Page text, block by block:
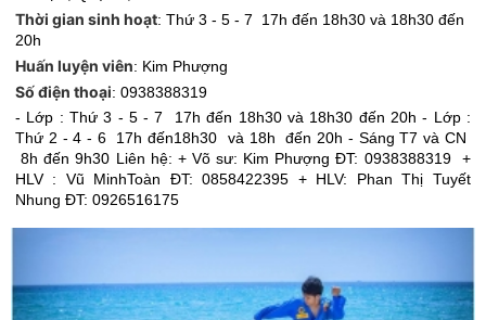
Thời gian sinh hoạt: Thứ 3 - 5 - 7 17h đến 18h30 và 18h30 đến
20h
Huấn luyện viên: Kim Phượng
Số điện thoại: 0938388319
- Lớp : Thứ 3 - 5 - 7 17h đến 18h30 và 18h30 đến 20h - Lớp :
Thứ 2 - 4 - 6 17h đến18h30 và 18h đến 20h - Sáng T7 và CN
8h đến 9h30 Liên hệ: + Võ sư: Kim Phượng ĐT: 0938388319 +
HLV : Vũ MinhToàn ĐT: 0858422395 + HLV: Phan Thị Tuyết
Nhung ĐT: 0926516175